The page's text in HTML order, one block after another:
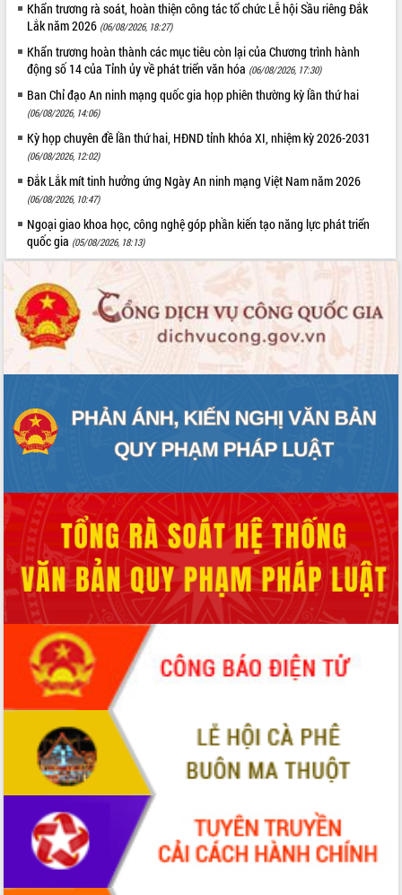
Hội thảo góp ý hồ sơ điều chỉnh quy
hoạch tỉnh Đắk Lắk thời kỳ 2021-2030,
tầm nhìn đến năm 2050
Nâng cao hiệu quả hoạt động của các
Hội nghị triển khai kết nối mạng
truyền số liệu chuyên dùng phục vụ cơ
quan Đảng, Nhà nước
Lễ phát động chuỗi hoạt động chung
tay làm sạch môi trường
Xã Ea Kar bước chuyển mình trong
công tác cải cách hành chính mô hình
mới
UBND tỉnh họp báo định kỳ tháng 4
năm 2026
Hội thảo khoa học “Giải pháp thúc đẩy
phát triển nền kinh tế xanh tại tỉnh
Đắk Lắk”
Tăng cường giám sát, đôn đốc thực
hiện nhiệm vụ quản lý tài sản công
Tháo gỡ những vướng mắc, đẩy mạnh
công tác cải cách thủ tục hành chính
tại Trung tâm Phục vụ hành chính
Đắk Lắk: Tôn vinh 46 giải pháp tại Hội
thi Sáng tạo Kỹ thuật 2024 - 2025
Đắk Lắk rà soát, điều chỉnh Đề án 190
về phát triển nuôi trồng thủy sản
Phó Chủ tịch UBND tỉnh Đắk Lắk
Trương Công Thái kiểm tra thực địa
Dự án cao tốc Khánh Hòa - Buôn Ma
Định vị cà phê Việt Nam như một “di
sản sống” trong dòng chảy toàn cầu
Xây dựng nông thôn mới: Nâng cao đời
sống người dân từ những mô hình thiết
Quyết liệt tháo gỡ vướng mắc, đẩy
nhanh tiến độ các dự án trọng điểm
trong Khu kinh tế Nam Phú Yên
Hòn Yến phát triển du lịch gắn với bảo
tồn biển
Lấy ý kiến điều chỉnh Quy hoạch tỉnh
Đắk Lắk thời kỳ 2021-2030, tầm nhìn
đến năm 2050
Khẩn trương rà soát, hoàn thiện công tác tổ chức Lễ hội Sầu riêng Đắk
Lắk năm 2026 (06/08/2026, 18:27)
Khẩn trương hoàn thành các mục tiêu còn lại của Chương trình hành
động số 14 của Tỉnh ủy về phát triển văn hóa (06/08/2026, 17:30)
Ban Chỉ đạo An ninh mạng quốc gia họp phiên thường kỳ lần thứ hai
(06/08/2026, 14:06)
Kỳ họp chuyên đề lần thứ hai, HĐND tỉnh khóa XI, nhiệm kỳ 2026-2031
(06/08/2026, 12:02)
Đắk Lắk mít tinh hưởng ứng Ngày An ninh mạng Việt Nam năm 2026
(06/08/2026, 10:47)
Ngoại giao khoa học, công nghệ góp phần kiến tạo năng lực phát triển
quốc gia (05/08/2026, 18:13)